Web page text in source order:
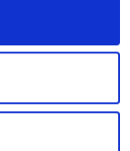
Tour a
de
al campionat